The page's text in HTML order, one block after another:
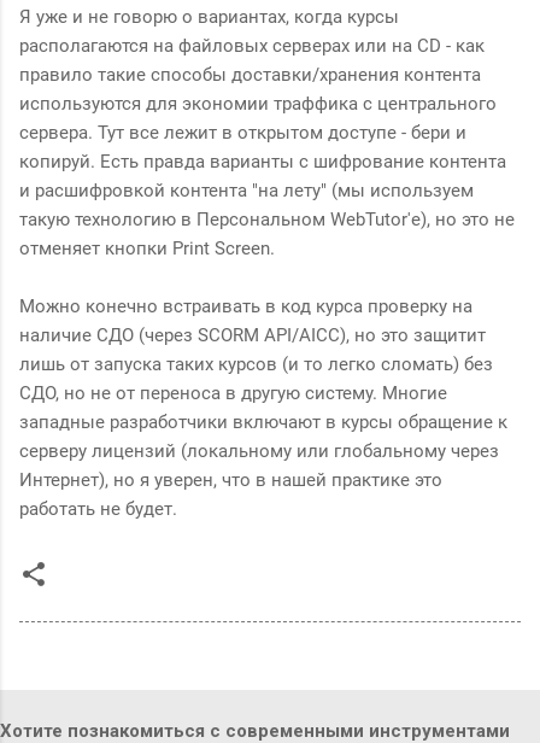
Я уже и не говорю о вариантах, когда курсы
располагаются на файловых серверах или на CD - как
правило такие способы доставки/хранения контента
используются для экономии траффика с центрального
сервера. Тут все лежит в открытом доступе - бери и
копируй. Есть правда варианты с шифрование контента
и расшифровкой контента "на лету" (мы используем
такую технологию в Персональном WebTutor'е), но это не
отменяет кнопки Print Screen.
Можно конечно встраивать в код курса проверку на
наличие СДО (через SCORM API/AICC), но это защитит
лишь от запуска таких курсов (и то легко сломать) без
СДО, но не от переноса в другую систему. Многие
западные разработчики включают в курсы обращение к
серверу лицензий (локальному или глобальному через
Интернет), но я уверен, что в нашей практике это
работать не будет.
Хотите познакомиться с современными инструментами